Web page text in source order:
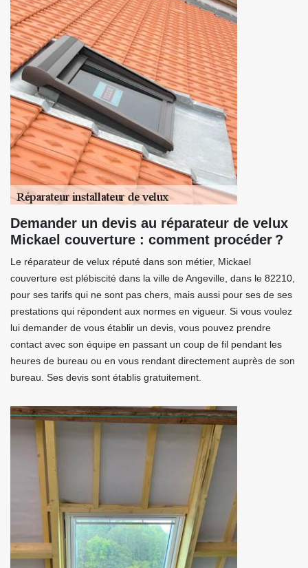
Demander un devis au réparateur de velux
Mickael couverture : comment procéder ?
Le réparateur de velux réputé dans son métier, Mickael
couverture est plébiscité dans la ville de Angeville, dans le 82210,
pour ses tarifs qui ne sont pas chers, mais aussi pour ses de ses
prestations qui répondent aux normes en vigueur. Si vous voulez
lui demander de vous établir un devis, vous pouvez prendre
contact avec son équipe en passant un coup de fil pendant les
heures de bureau ou en vous rendant directement auprès de son
bureau. Ses devis sont établis gratuitement.